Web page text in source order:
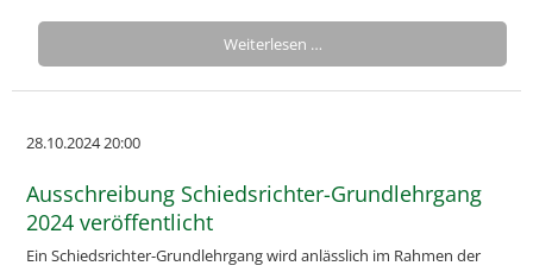
Weiterlesen …
28.10.2024 20:00
Ausschreibung Schiedsrichter-Grundlehrgang
2024 veröffentlicht
Ein Schiedsrichter-Grundlehrgang wird anlässlich im Rahmen der